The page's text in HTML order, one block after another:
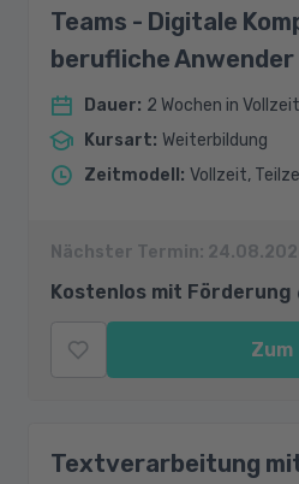
Teams - Digitale
berufliche Anwender
Dauer: 2 Wochen in Vollzeit
Kursart: Weiterbildung
Zeitmodell: Vollzeit,
Nächster Termin:
Kostenlos mit Förderung
Zum
Textverarbeitung